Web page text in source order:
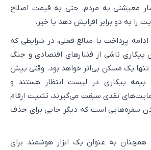
معیشتی به مردم، حتی به قیمت اصلاح
را به دو برابر افزایش دهد یا خیر.
پرداخت با مبالغ فعلی، در شرایطی که
بیکاری ناشی از فشارهای اقتصادی و جنگ
تنها یک مسکن بی‌اثر خواهد بود. وقتی بیش
بیمه بیکاری در لیست انتظار هستند و
نقدی سبقت می‌گیرند، تثبیت ارقام
سفره‌هایی است که دیگر جایی برای حذف
همچنان به عنوان یک ابزار هوشمند برای